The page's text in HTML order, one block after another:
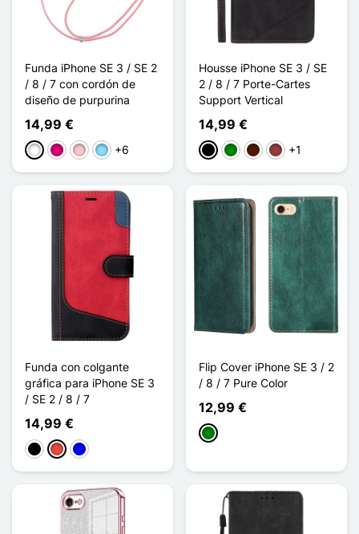
Funda iPhone SE 3 / SE 2
/ 8 / 7 con cordón de
diseño de purpurina
14,99 €
BlancoMagenta
RosaAzul claro
+6
Housse iPhone SE 3 / SE
2 / 8 / 7 Porte-Cartes
Support Vertical
14,99 €
NegroVerdeMarrón oscuro
Rojo oscuro
+1
Funda con colgante
gráfica para iPhone SE 3
/ SE 2 / 8 / 7
14,99 €
NegroRojoAzul
Flip Cover iPhone SE 3 / 2
/ 8 / 7 Pure Color
12,99 €
Verde